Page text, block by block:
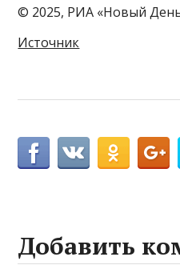
© 2025, РИА «Новый
Источник
Добавить